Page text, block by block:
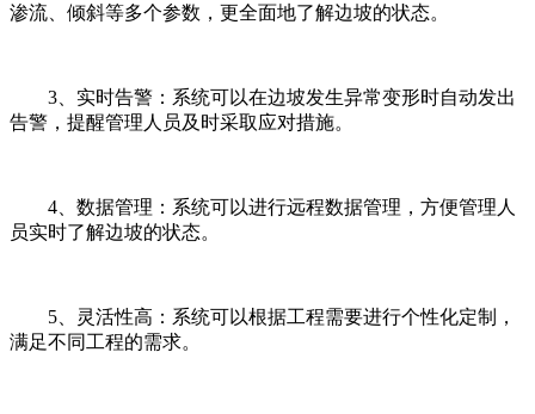
渗流、倾斜等多个参数，更全面地了解边坡的状态。
3、实时告警：系统可以在边坡发生异常变形时自动发出
告警，提醒管理人员及时采取应对措施。
4、数据管理：系统可以进行远程数据管理，方便管理人
员实时了解边坡的状态。
5、灵活性高：系统可以根据工程需要进行个性化定制，
满足不同工程的需求。